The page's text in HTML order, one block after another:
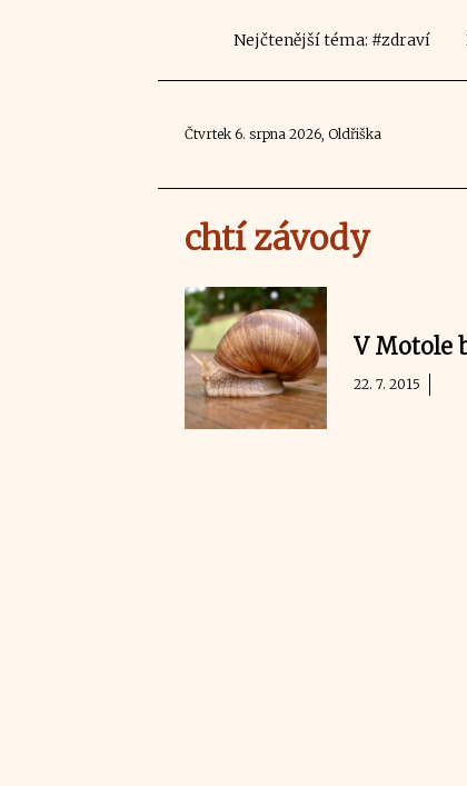
Nejčtenější téma: #zdraví
Čtvrtek 6. srpna 2026, Oldřiška
chtí závody
V Motole
22. 7. 2015